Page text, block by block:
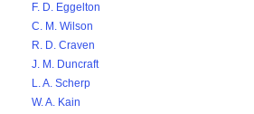
F. D. Eggelton
C. M. Wilson
R. D. Craven
J. M. Duncraft
L. A. Scherp
W. A. Kain